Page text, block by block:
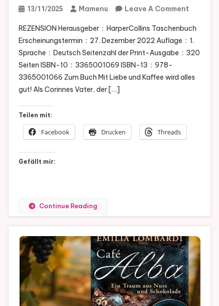
13/11/2025 Mamenu Leave A CommentOn
In
Der
REZENSION Herausgeber ‏ : ‎ HarperCollins Taschenbuch
Erscheinungstermin ‏ : ‎ 27. Dezember 2022 Auflage ‏ : ‎ 1.
Sprache ‏ : ‎ Deutsch Seitenzahl der Print-Ausgabe ‏ : ‎ 320
Seiten ISBN-10 ‏ : ‎ 3365001069 ISBN-13 ‏ : ‎ 978-
3365001066 Zum Buch Mit Liebe und Kaffee wird alles
gut! Als Corinnes Vater, der […]
Teilen mit:
Facebook Drucken Threads
Gefällt mir:
Continue Reading